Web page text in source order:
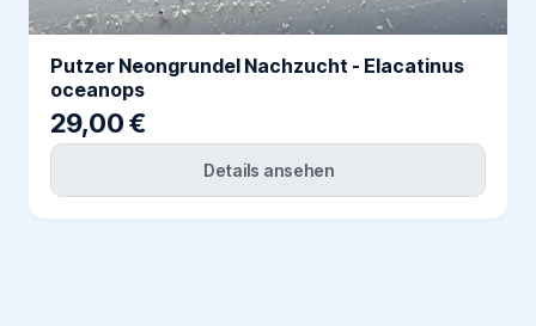
Putzer Neongrundel Nachzucht - Elacatinus
oceanops
29,00 €
Details ansehen